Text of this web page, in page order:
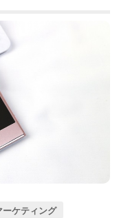
うと思っている方は、
ーケティング